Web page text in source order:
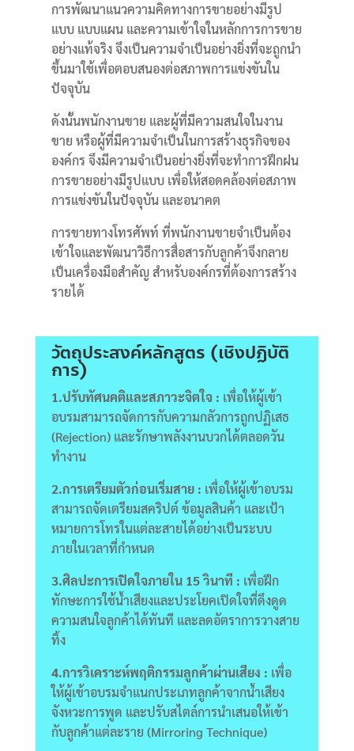
การพัฒนาแนวความคิดทางการขายอย่างมีรูป
แบบ แบบแผน และความเข้าใจในหลักการการขาย
อย่างแท้จริง จึงเป็นความจำเป็นอย่างยิ่งที่จะถูกนำ
ขึ้นมาใช้เพื่อตอบสนองต่อสภาพการแข่งขันใน
ปัจจุบัน
ดังนั้นพนักงานขาย และผู้ที่มีความสนใจในงาน
ขาย หรือผู้ที่มีความจำเป็นในการสร้างธุรกิจของ
องค์กร จึงมีความจำเป็นอย่างยิ่งที่จะทำการฝึกฝน
การขายอย่างมีรูปแบบ เพื่อให้สอดคล้องต่อสภาพ
การแข่งขันในปัจจุบัน และอนาคต
การขายทางโทรศัพท์ ที่พนักงานขายจำเป็นต้อง
เข้าใจและพัฒนาวิธีการสื่อสารกับลูกค้าจึงกลาย
เป็นเครื่องมือสำคัญ สำหรับองค์กรที่ต้องการสร้าง
รายได้
วัตถุประสงค์หลักสูตร (เชิงปฏิบัติ
การ)
1.ปรับทัศนคติและสภาวะจิตใจ : เพื่อให้ผู้เข้า
อบรมสามารถจัดการกับความกลัวการถูกปฏิเสธ
(Rejection) และรักษาพลังงานบวกได้ตลอดวัน
ทำงาน
2.การเตรียมตัวก่อนเริ่มสาย : เพื่อให้ผู้เข้าอบรม
สามารถจัดเตรียมสคริปต์ ข้อมูลสินค้า และเป้า
หมายการโทรในแต่ละสายได้อย่างเป็นระบบ
ภายในเวลาที่กำหนด
3.ศิลปะการเปิดใจภายใน 15 วินาที : เพื่อฝึก
ทักษะการใช้น้ำเสียงและประโยคเปิดใจที่ดึงดูด
ความสนใจลูกค้าได้ทันที และลดอัตราการวางสาย
ทิ้ง
4.การวิเคราะห์พฤติกรรมลูกค้าผ่านเสียง : เพื่อ
ให้ผู้เข้าอบรมจำแนกประเภทลูกค้าจากน้ำเสียง
จังหวะการพูด และปรับสไตล์การนำเสนอให้เข้า
กับลูกค้าแต่ละราย (Mirroring Technique)